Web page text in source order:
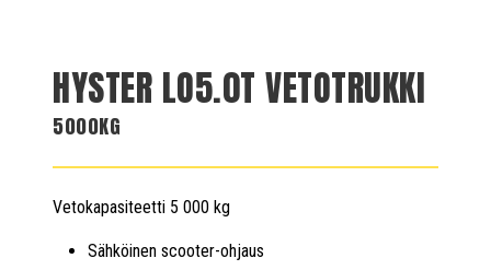
HYSTER LO5.0T VETOTRUKKI
5000KG
Vetokapasiteetti 5 000 kg
Sähköinen scooter-ohjaus